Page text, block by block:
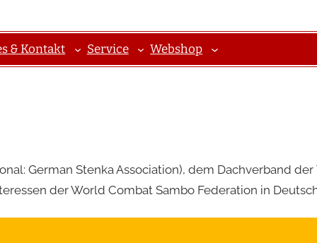
& Kontakt Service Webshop
German Stenka Association), dem Dachverband
der World Combat Sambo Federation in